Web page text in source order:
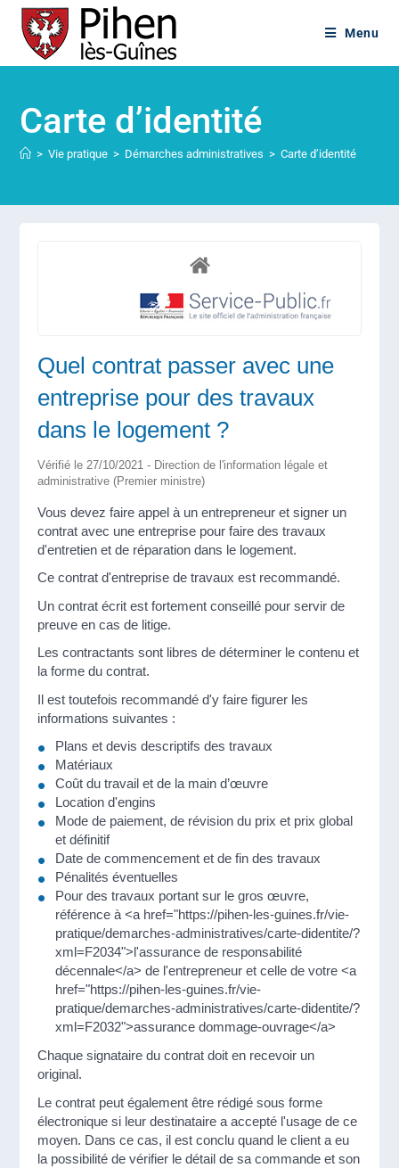
Menu
Carte d’identité
> Vie pratique > Démarches administratives > Carte d’identité
Quel contrat passer avec une
entreprise pour des travaux
dans le logement ?
Vérifié le 27/10/2021 - Direction de l'information légale et
administrative (Premier ministre)
Vous devez faire appel à un entrepreneur et signer un
contrat avec une entreprise pour faire des travaux
d'entretien et de réparation dans le logement.
Ce contrat d'entreprise de travaux est recommandé.
Un contrat écrit est fortement conseillé pour servir de
preuve en cas de litige.
Les contractants sont libres de déterminer le contenu et
la forme du contrat.
Il est toutefois recommandé d'y faire figurer les
informations suivantes :
Plans et devis descriptifs des travaux
Matériaux
Coût du travail et de la main d’œuvre
Location d'engins
Mode de paiement, de révision du prix et prix global
et définitif
Date de commencement et de fin des travaux
Pénalités éventuelles
Pour des travaux portant sur le gros œuvre,
référence à <a href="https://pihen-les-guines.fr/vie-
pratique/demarches-administratives/carte-didentite/?
xml=F2034">l'assurance de responsabilité
décennale</a> de l'entrepreneur et celle de votre <a
href="https://pihen-les-guines.fr/vie-
pratique/demarches-administratives/carte-didentite/?
xml=F2032">assurance dommage-ouvrage</a>
Chaque signataire du contrat doit en recevoir un
original.
Le contrat peut également être rédigé sous forme
électronique si leur destinataire a accepté l'usage de ce
moyen. Dans ce cas, il est conclu quand le client a eu
la possibilité de vérifier le détail de sa commande et son